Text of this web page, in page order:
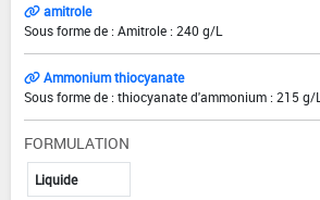
amitrole
Sous forme de : Amitrole : 240 g/L
Ammonium thiocyanate
Sous forme de : thiocyanate d'ammonium : 215 g/L
FORMULATION
Liquide